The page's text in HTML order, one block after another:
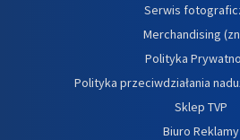
Serwis
Merchandising
Polityka
Polityka przeciwdziałania
Sklep TVP
Biuro Reklamy